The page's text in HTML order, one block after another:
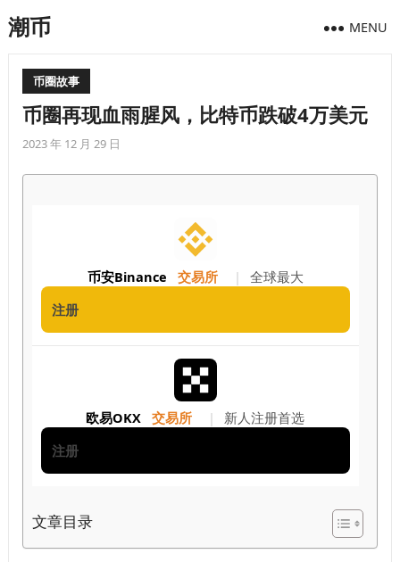
潮币 MENU
币圈故事
币圈再现血雨腥风，比特币跌破4万美元
2023 年 12 月 29 日
币安Binance 交易所 |
全球最大
注册
欧易OKX 交易所 |
新人注册首选
注册
文章目录